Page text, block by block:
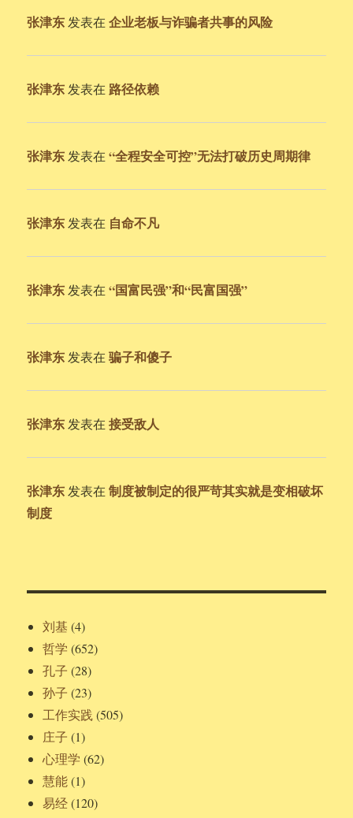
张津东 发表在企业老板与诈骗者共事的风险
张津东 发表在 路径依赖
张津东 发表在“全程安全可控”无法打破历史周期律
张津东 发表在 自命不凡
张津东 发表在“国富民强”和“民富国强”
张津东 发表在骗子和傻子
张津东 发表在接受敌人
张津东 发表在制度被制定的很严苛其实就是变相破坏
制度
刘基 (4)
哲学 (652)
孔子 (28)
孙子 (23)
工作实践 (505)
庄子 (1)
心理学 (62)
慧能(1)
易经(120)